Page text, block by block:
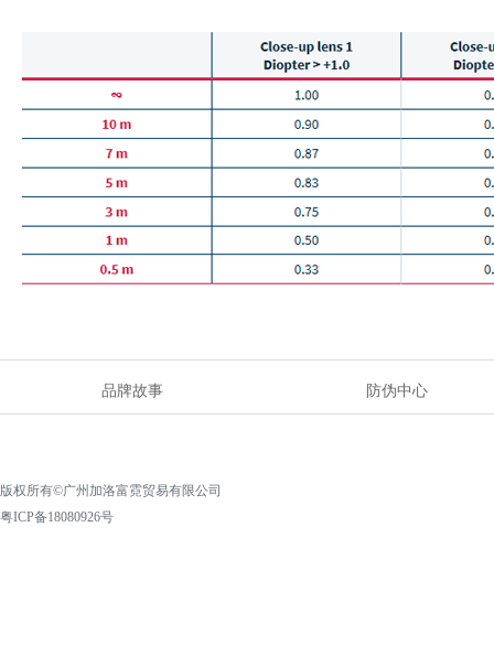
品牌故事 防伪中心
版权所有©广州加洛富霓贸易有限公司
粤ICP备18080926号